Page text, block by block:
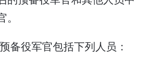
备役军官包括下列人员：